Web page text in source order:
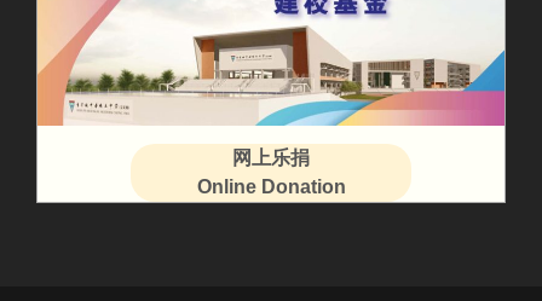
网上乐捐
Online Donation